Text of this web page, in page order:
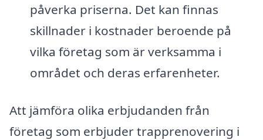
påverka priserna. Det kan finnas
skillnader i kostnader beroende på
vilka företag som är verksamma i
området och deras erfarenheter.
Att jämföra olika erbjudanden från
företag som erbjuder trapprenovering i